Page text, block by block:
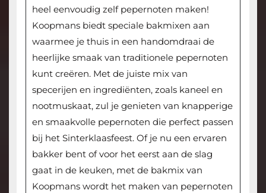
heel eenvoudig zelf pepernoten maken!
Koopmans biedt speciale bakmixen aan
waarmee je thuis in een handomdraai de
heerlijke smaak van traditionele pepernoten
kunt creëren. Met de juiste mix van
specerijen en ingrediënten, zoals kaneel en
nootmuskaat, zul je genieten van knapperige
en smaakvolle pepernoten die perfect passen
bij het Sinterklaasfeest. Of je nu een ervaren
bakker bent of voor het eerst aan de slag
gaat in de keuken, met de bakmix van
Koopmans wordt het maken van pepernoten